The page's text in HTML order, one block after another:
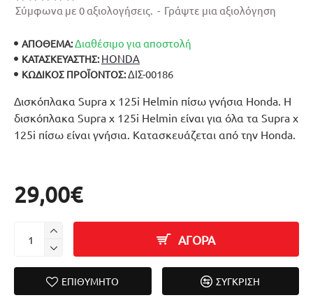
Δισκόπλακα Supra x 125i Helmin πίσω γνήσια Honda. Η
δισκόπλακα Supra x 125i Helmin είναι για όλα τα Supra x
125i πίσω είναι γνήσια. Κατασκευάζεται από την Honda.
ΑΠΟΘΕΜΑ:Διαθέσιμο για αποστολή
ΚΑΤΑΣΚΕΥΑΣΤΉΣ: HONDA
ΚΩΔΙΚΌΣ ΠΡΟΪΌΝΤΟΣ:ΔΙΣ-00186
Σύμφωνα με 0 αξιολογήσεις. - Γράψτε μια αξιολόγηση
29,00€
ΑΓΟΡΑ
ΕΠΙΘΥΜΗΤΌ ΣΎΓΚΡΙΣΗ